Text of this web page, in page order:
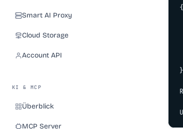
Smart AI Proxy
Cloud Storage
Account API
KI & MCP
Überblick
MCP Server
{
}